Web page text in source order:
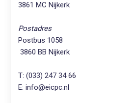
3861 MC Nijkerk
Postadres
Postbus 1058
3860 BB Nijkerk
T: (033) 247 34 66
E: info@eicpc.nl